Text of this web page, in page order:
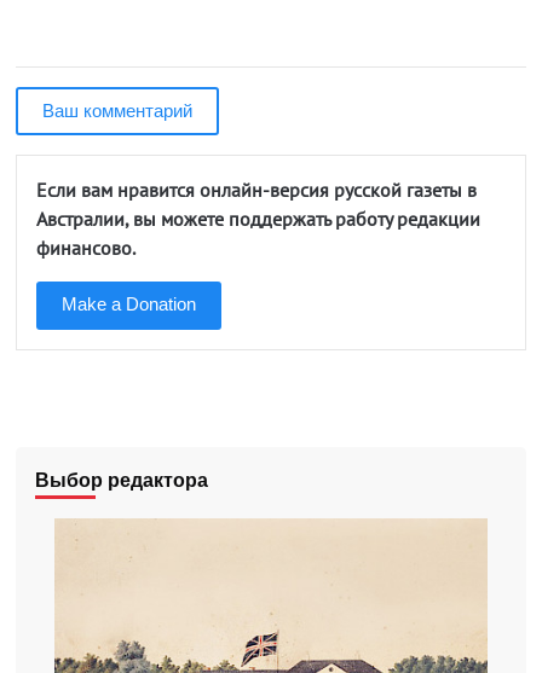
Ваш комментарий
Если вам нравится онлайн-версия русской газеты в
Австралии, вы можете поддержать работу редакции
финансово.
Make a Donation
Выбор редактора